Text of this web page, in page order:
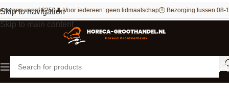
Skip to navigation
Skip to main content
vanaf €250👤 Voor iedereen: geen lidmaatschap🕒 Bezorging tussen 08-
Home Bakkerij Brood